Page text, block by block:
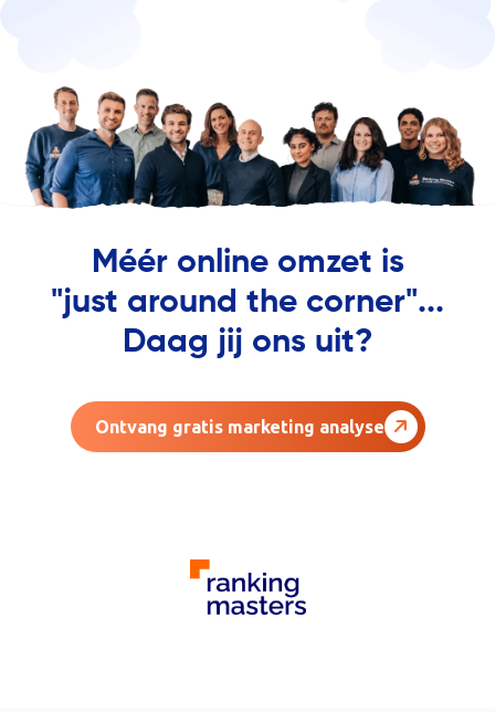
Méér online omzet is
"just around the corner"...
Daag jij ons uit?
Ontvang gratis marketing analyse